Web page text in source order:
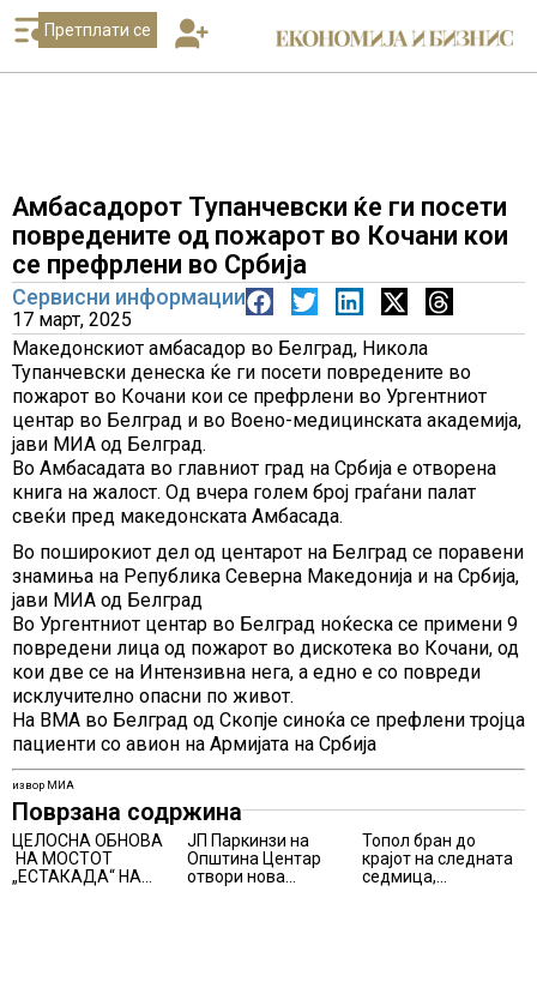
Претплати се
Амбасадорот Тупанчевски ќе ги посети
повредените од пожарот во Кочани кои
се префрлени во Србија
Сервисни информации
17 март, 2025
Maкедонскиот амбасадор во Белград, Никола
Тупанчевски денеска ќе ги посети повредените во
пожарот во Кочани кои се префрлени во Ургентниот
центар во Белград и во Воено-медицинската академија,
јави МИА од Белград.
Во Амбасадата во главниот град на Србија е отворена
книга на жалост. Од вчера голем број граѓани палат
свеќи пред македонската Амбасада.
Во поширокиот дел од центарот на Белград се поравени
знамиња на Република Северна Македонија и на Србија,
јави МИА од Белград
Во Ургентниот центар во Белград ноќеска се примени 9
повредени лица од пожарот во дискотека во Кочани, од
кои две се на Интензивна нега, а едно е со повреди
исклучително опасни по живот.
На ВМА во Белград од Скопје синоќа се префлени тројца
пациенти со авион на Армијата на Србија
извор МИА
Поврзана содржина
ЦЕЛОСНА ОБНОВА
НА МОСТОТ
„ЕСТАКАДА“ НА
ЈП Паркинзи на
Општина Центар
отвори нова
Топол бран до
крајот на следната
седмица,